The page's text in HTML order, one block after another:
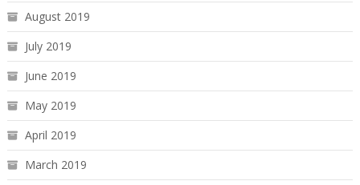
August 2019
July 2019
June 2019
May 2019
April 2019
March 2019